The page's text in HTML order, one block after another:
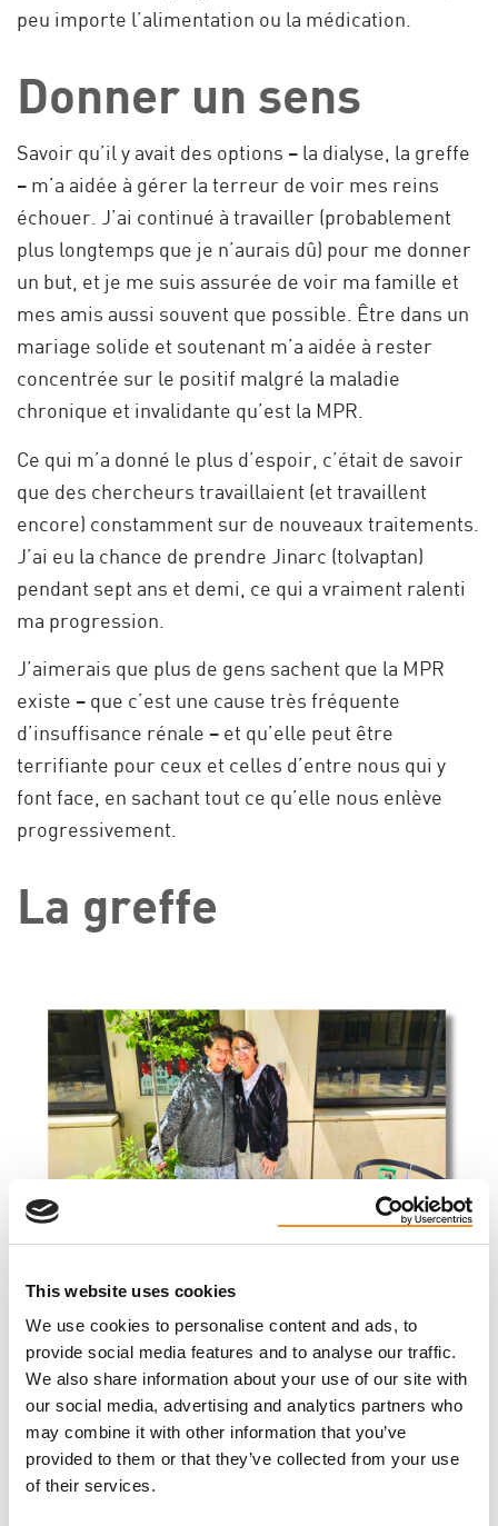
This website uses cookies
We use cookies to personalise content and ads, to
provide social media features and to analyse our traffic.
We also share information about your use of our site with
our social media, advertising and analytics partners who
may combine it with other information that you’ve
provided to them or that they’ve collected from your use
of their services.
peu importe l’alimentation ou la médication.
Donner un sens
Savoir qu’il y avait des options – la dialyse, la greffe
– m’a aidée à gérer la terreur de voir mes reins
échouer. J’ai continué à travailler (probablement
plus longtemps que je n’aurais dû) pour me donner
un but, et je me suis assurée de voir ma famille et
mes amis aussi souvent que possible. Être dans un
mariage solide et soutenant m’a aidée à rester
concentrée sur le positif malgré la maladie
chronique et invalidante qu’est la MPR.
Ce qui m’a donné le plus d’espoir, c’était de savoir
que des chercheurs travaillaient (et travaillent
encore) constamment sur de nouveaux traitements.
J’ai eu la chance de prendre Jinarc (tolvaptan)
pendant sept ans et demi, ce qui a vraiment ralenti
ma progression.
J’aimerais que plus de gens sachent que la MPR
existe – que c’est une cause très fréquente
d’insuffisance rénale – et qu’elle peut être
terrifiante pour ceux et celles d’entre nous qui y
font face, en sachant tout ce qu’elle nous enlève
progressivement.
La greffe
J’ai reçu une greffe de rein d’une donneuse vivante
en mai 2024, à l’Hôpital universitaire, London Health
Sciences Centre, à London, en Ontario. J’avais alors